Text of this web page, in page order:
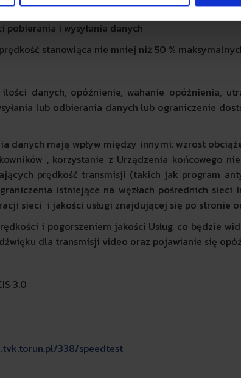
dostępna dla Abonenta, w przeważającym
pobierania i wysyłania danych
stanowiąca nie mniej niż 50 %
danych, opóźnienie, wahanie opóźnienia,
lub odbierania danych lub ograniczenie
danych mają wpływ między innymi: wzrost
, korzystanie z Urządzenia końcowego
prędkość transmisji (takich jak program
istniejące na węzłach pośrednich
sieci i jakości usługi znajdującej się po stronie
i pogorszeniem jakości Usług, co będzie
dla transmisji video oraz pojawianie się
3.0
338/speedtest